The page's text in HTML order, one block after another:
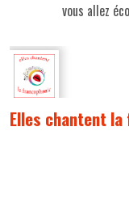
vous allez
Elles chantent